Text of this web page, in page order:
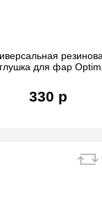
для фар
330 р